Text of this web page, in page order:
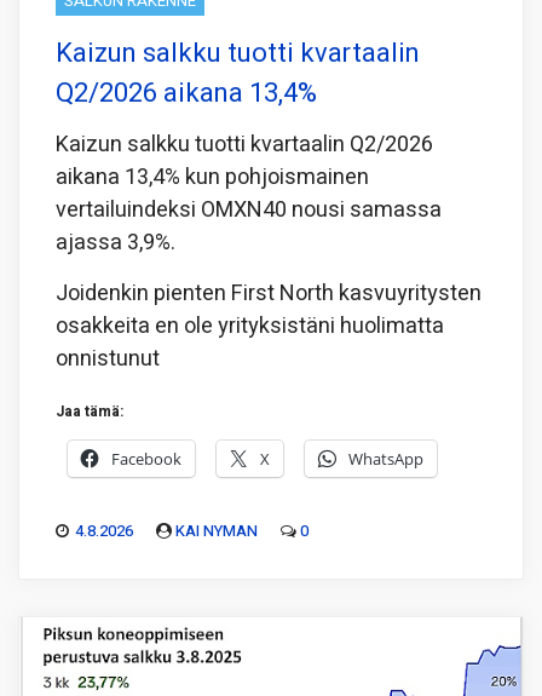
Kaizun salkku tuotti kvartaalin
Q2/2026 aikana 13,4%
Kaizun salkku tuotti kvartaalin Q2/2026
aikana 13,4% kun pohjoismainen
vertailuindeksi OMXN40 nousi samassa
ajassa 3,9%.
Joidenkin pienten First North kasvuyritysten
osakkeita en ole yrityksistäni huolimatta
onnistunut
Jaa tämä:
Facebook X WhatsApp
4.8.2026 KAI NYMAN 0